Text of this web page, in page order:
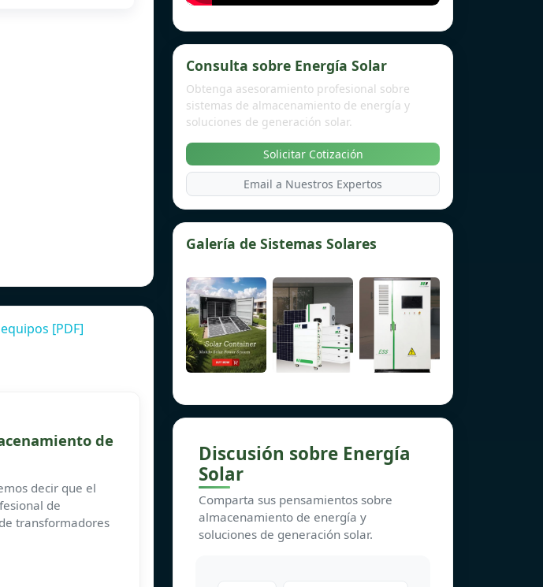
[PDF]
de
decir que el
de
transformadores
Consulta sobre Energía Solar
Obtenga asesoramiento profesional sobre
sistemas de almacenamiento de energía y
soluciones de generación solar.
Solicitar Cotización
Email a Nuestros Expertos
Galería de Sistemas Solares
Discusión sobre Energía
Solar
Comparta sus pensamientos sobre
almacenamiento de energía y
soluciones de generación solar.